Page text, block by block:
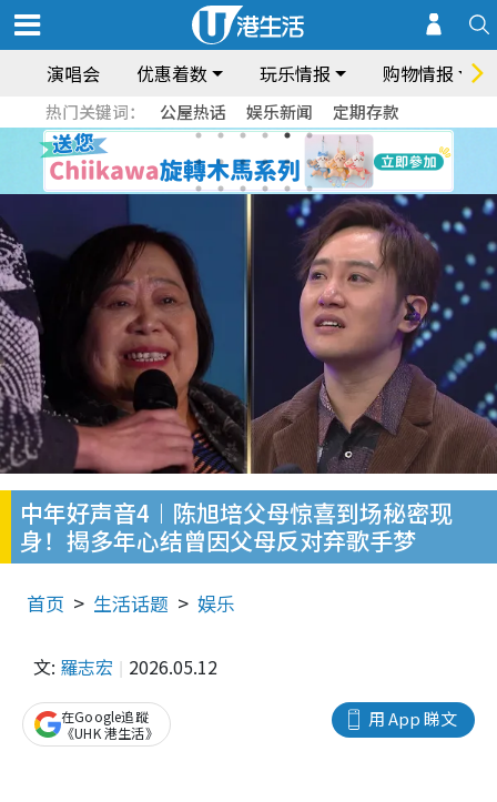
演唱会 优惠着数 玩乐情报 购物情报
热门关键词： 公屋热话 娱乐新闻 定期存款
中年好声音4︱陈旭培父母惊喜到场秘密现
身！揭多年心结曾因父母反对弃歌手梦
首页 生活话题 娱乐
文: 羅志宏 2026.05.12
用 App 睇文
在Google追蹤
《UHK 港生活》